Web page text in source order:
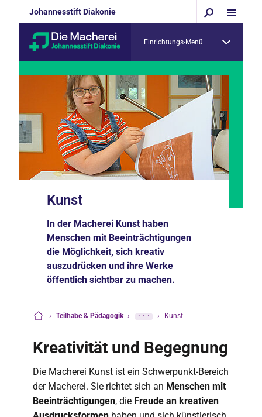
Johannesstift Diakonie
Einrichtungs-Menü
Kunst
In der Macherei Kunst haben
Menschen mit Beeinträchtigungen
die Möglichkeit, sich kreativ
auszudrücken und ihre Werke
öffentlich sichtbar zu machen.
› Teilhabe & Pädagogik › ··· › Kunst
Kreativität und Begegnung
Die Macherei Kunst ist ein Schwerpunkt-Bereich
der Macherei. Sie richtet sich an Menschen mit
Beeinträchtigungen, die Freude an kreativen